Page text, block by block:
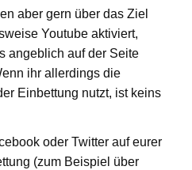
aber gern über das Ziel
Youtube aktiviert,
angeblich auf der Seite
ihr allerdings die
Einbettung nutzt, ist keins
oder Twitter auf eurer
(zum Beispiel über